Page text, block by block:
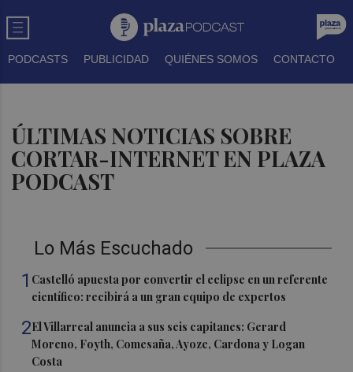
PODCASTS PUBLICIDAD QUIÉNES SOMOS CONTACTO
ÚLTIMAS NOTICIAS SOBRE
CORTAR-INTERNET EN PLAZA
PODCAST
Lo Más Escuchado
1 Castelló apuesta por convertir el eclipse en un referente
científico: recibirá a un gran equipo de expertos
2El Villarreal anuncia a sus seis capitanes: Gerard
Moreno, Foyth, Comesaña, Ayoze, Cardona y Logan
Costa